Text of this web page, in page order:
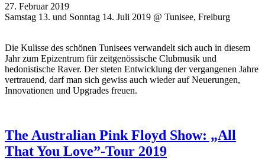
27. Februar 2019
Samstag 13. und Sonntag 14. Juli 2019 @ Tunisee, Freiburg
Die Kulisse des schönen Tunisees verwandelt sich auch in diesem
Jahr zum Epizentrum für zeitgenössische Clubmusik und
hedonistische Raver. Der steten Entwicklung der vergangenen Jahre
vertrauend, darf man sich gewiss auch wieder auf Neuerungen,
Innovationen und Upgrades freuen.
The Australian Pink Floyd Show: „All
That You Love”-Tour 2019